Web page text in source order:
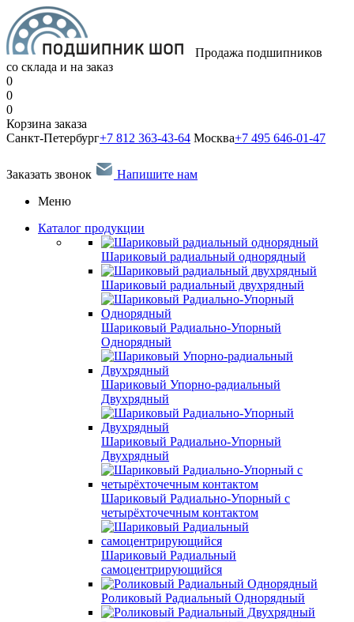
Продажа подшипников
со склада и на заказ
0
0
0
Корзина заказа
Санкт-Петербург+7 812 363-43-64 Москва+7 495 646-01-47
Заказать звонок
Напишите нам
Меню
Каталог продукции
Шариковый радиальный однорядный
Шариковый радиальный двухрядный
Шариковый Радиально-Упорный
Однорядный
Шариковый Упорно-радиальный
Двухрядный
Шариковый Радиально-Упорный
Двухрядный
Шариковый Радиально-Упорный с
четырёхточечным контактом
Шариковый Радиальный
самоцентрирующийся
Роликовый Радиальный Однорядный